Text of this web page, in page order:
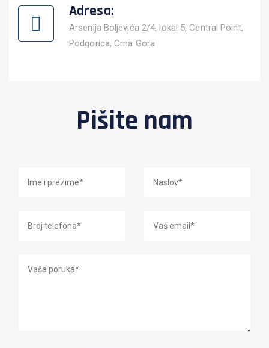
Adresa:
Arsenija Boljevića 2/4, lokal 5, Central Point,
Podgorica, Crna Gora
Pišite nam